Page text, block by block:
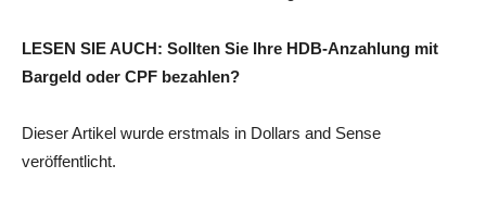
LESEN SIE AUCH: Sollten Sie Ihre HDB-Anzahlung mit
Bargeld oder CPF bezahlen?
Dieser Artikel wurde erstmals in Dollars and Sense
veröffentlicht.